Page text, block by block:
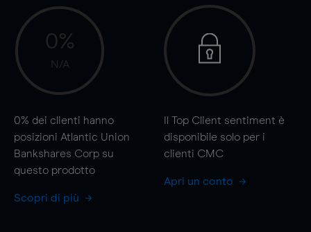
0%
N/A
0% dei clienti hanno
posizioni Atlantic Union
Bankshares Corp su
questo prodotto
Scopri di più
Il Top Client sentiment è
disponibile solo per i
clienti CMC
Apri un conto